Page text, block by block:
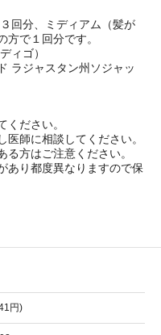
回分、ミディアム（髪が
方で１回分です。
ィゴ）
ラジャスタン州ソジャッ
ください。
医師に相談してください。
方はご注意ください。
あり都度異なりますので保
円)